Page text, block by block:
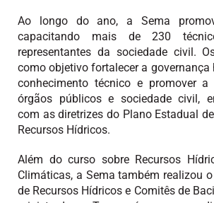
Ao longo do ano, a Sema
capacitando mais de 230
representantes da sociedade civil.
como objetivo fortalecer a governança
conhecimento técnico e promover a
órgãos públicos e sociedade civil,
com as diretrizes do Plano Estadual
Recursos Hídricos.
Além do curso sobre Recursos
Climáticas, a Sema também realizou
de Recursos Hídricos e Comitês de